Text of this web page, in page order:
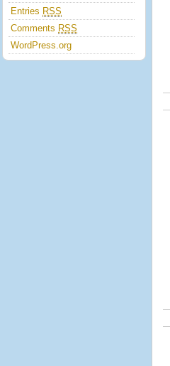
Entries RSS
Comments RSS
WordPress.org